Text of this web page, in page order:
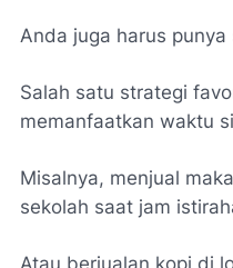
Anda juga harus punya
Salah satu strategi
memanfaatkan waktu
Misalnya, menjual
sekolah saat jam
Atau berjualan kopi di